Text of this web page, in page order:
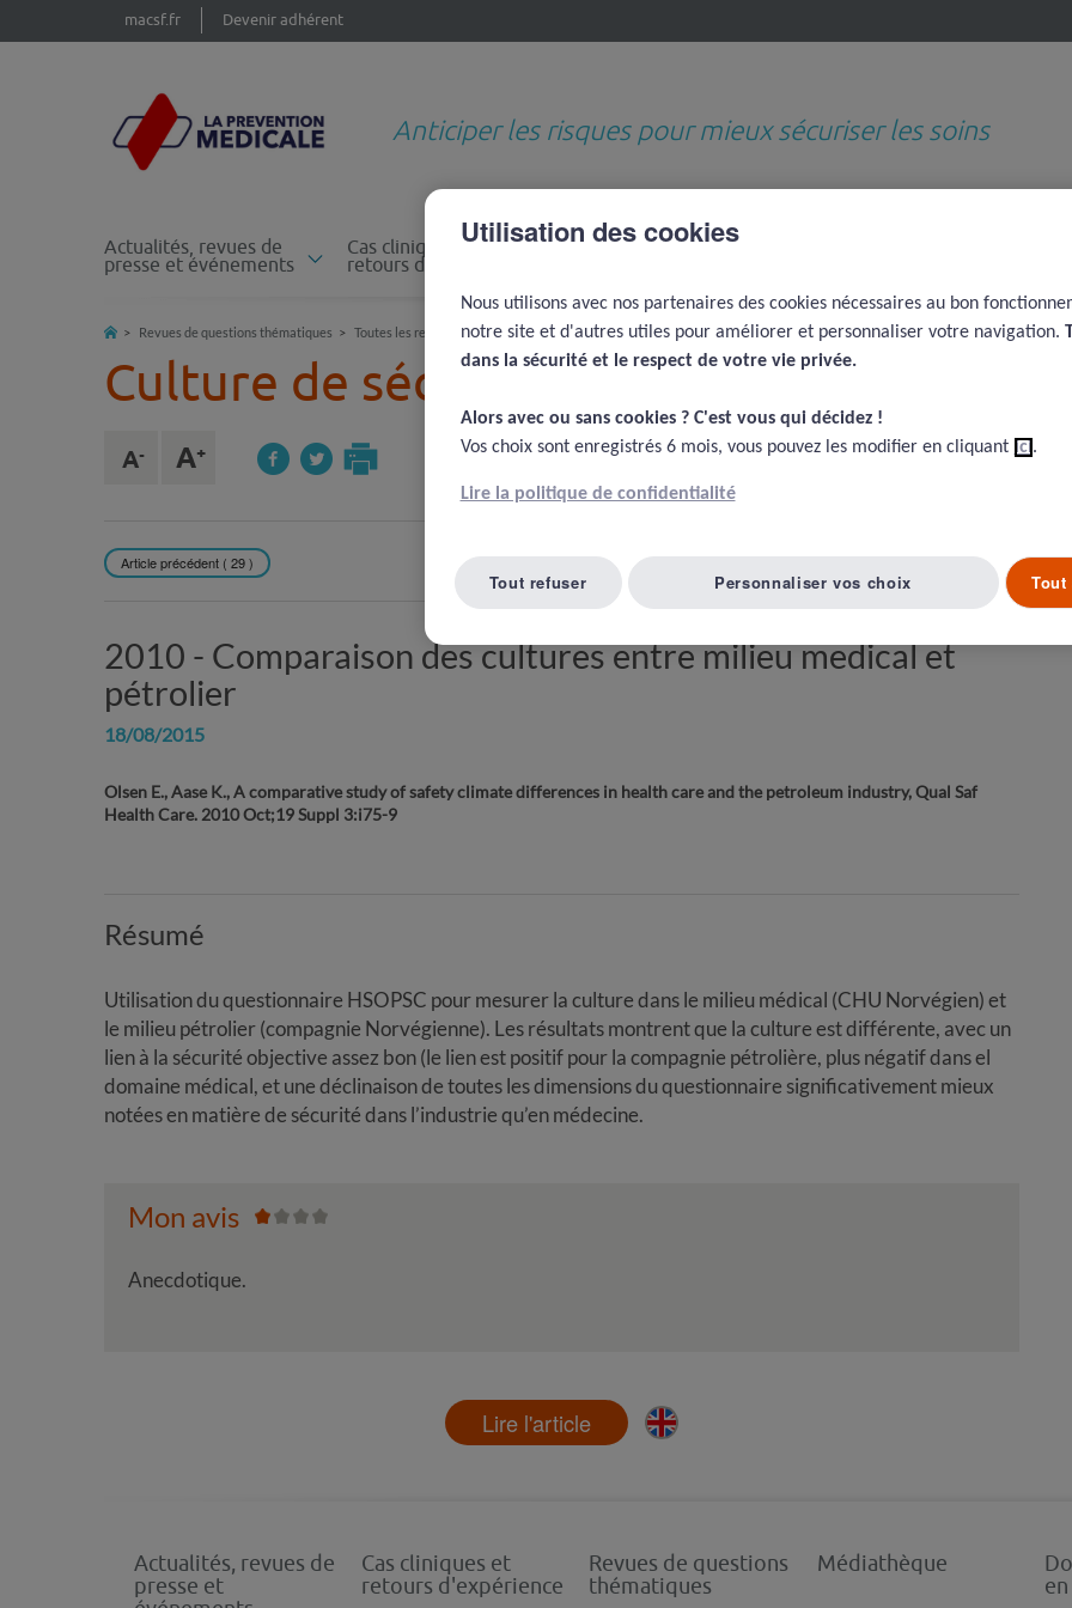
macsf.fr Devenir adhérent
Anticiper les risques pour mieux sécuriser les soins
Actualités, revues de
presse et événements
Cas cliniques et
retours d'expérience
Revues de questions
Revues de questions thématiques Toutes les revues de questions Culture de sécurité en médecine Comparaison des cultures entre milieu medical et
Culture de sécurité en médecine
Article précédent ( 29 ) REVENIR À LA LISTE D'ARTICLES Article suivant ( 13 )
2010 - Comparaison des cultures entre milieu medical et
pétrolier
18/08/2015
Olsen E., Aase K., A comparative study of safety climate differences in health care and the petroleum industry, Qual Saf
Health Care. 2010 Oct;19 Suppl 3:i75-9
Résumé
Utilisation du questionnaire HSOPSC pour mesurer la culture dans le milieu médical (CHU Norvégien) et
le milieu pétrolier (compagnie Norvégienne). Les résultats montrent que la culture est différente, avec un
lien à la sécurité objective assez bon (le lien est positif pour la compagnie pétrolière, plus négatif dans el
domaine médical, et une déclinaison de toutes les dimensions du questionnaire significativement mieux
notées en matière de sécurité dans l’industrie qu’en médecine.
Mon avis
Anecdotique.
Lire l'article
Actualités, revues de
presse et
Cas cliniques et
retours d'expérience
Revues de questions
thématiques
Médiathèque
Utilisation des cookies
Nous utilisons avec nos partenaires des cookies nécessaires au bon
notre site et d'autres utiles pour améliorer et personnaliser votre navigation.
dans la sécurité et le respect de votre vie privée.​
Alors avec ou sans cookies ? C'est vous qui décidez !​
Vos choix sont enregistrés 6 mois, vous pouvez les modifier en cliquant ici.
Lire la politique de confidentialité
Tout refuser Personnaliser vos choix